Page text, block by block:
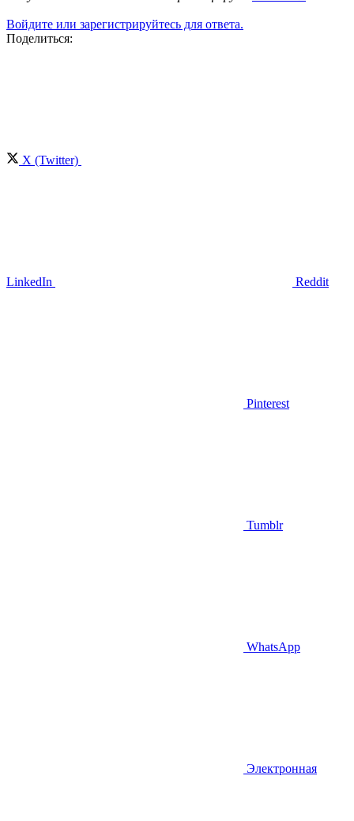
Войдите или зарегистрируйтесь для ответа.
Поделиться:
X (Twitter)
LinkedIn Reddit
Pinterest
Tumblr
WhatsApp
Электронная